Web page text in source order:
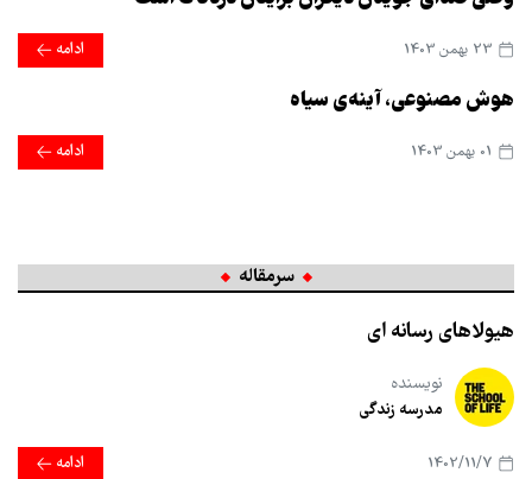
ادامه
هوش مصنوعی، آینه‌ی سیاه
ادامه
سرمقاله
هیولاهای رسانه ای
نویسنده
مدرسه زندگی
ادامه